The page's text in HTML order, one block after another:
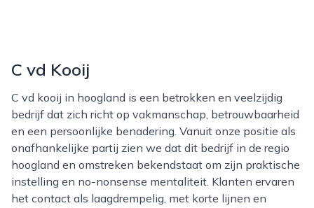
C vd Kooij
C vd kooij in hoogland is een betrokken en veelzijdig
bedrijf dat zich richt op vakmanschap, betrouwbaarheid
en een persoonlijke benadering. Vanuit onze positie als
onafhankelijke partij zien we dat dit bedrijf in de regio
hoogland en omstreken bekendstaat om zijn praktische
instelling en no-nonsense mentaliteit. Klanten ervaren
het contact als laagdrempelig, met korte lijnen en